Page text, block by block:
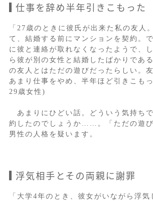
仕事を辞め半年引きこもった
「27歳のときに彼氏が出来た私の友人
て、結婚する前にマンションを契約。
に彼と連絡が取れなくなったようで、
ら彼が別の女性と結婚したばかりであ
の友人とはただの遊びだったらしい。
あまり仕事をやめ、半年ほど引きこも
29歳女性)
あまりにひどい話。どういう気持ち
約したのでしょうか……。「ただの遊び
男性の人格を疑います。
浮気相手とその両親に謝罪
「大学4年のとき、彼女がいながら浮